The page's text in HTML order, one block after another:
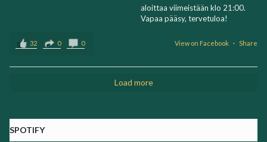
aloittaa viimeistään klo 21:00.
Vapaa pääsy, tervetuloa!
View on Facebook · Share
32 0 0
Load more
SPOTIFY